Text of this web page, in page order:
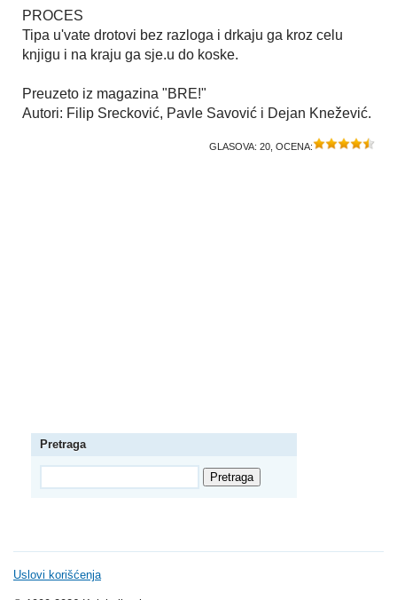
PROCES
Tipa u'vate drotovi bez razloga i drkaju ga kroz celu
knjigu i na kraju ga sje.u do koske.
Preuzeto iz magazina "BRE!"
Autori: Filip Srecković, Pavle Savović i Dejan Knežević.
GLASOVA: 20 , OCENA:
Pretraga
Uslovi korišćenja